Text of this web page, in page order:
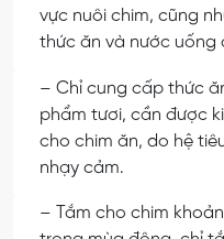
vực nuôi chim, cũng
thức ăn và nước uống
– Chỉ cung cấp thức
phẩm tươi, cần được
cho chim ăn, do hệ
nhạy cảm.
– Tắm cho chim